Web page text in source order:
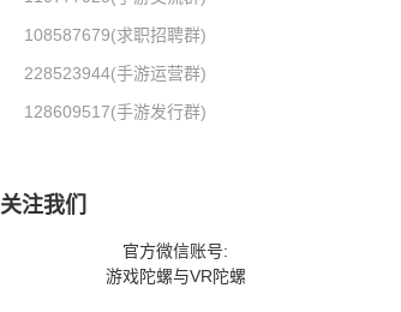
108587679(求职招聘群)
228523944(手游运营群)
128609517(手游发行群)
关注我们
官方微信账号:
游戏陀螺与VR陀螺